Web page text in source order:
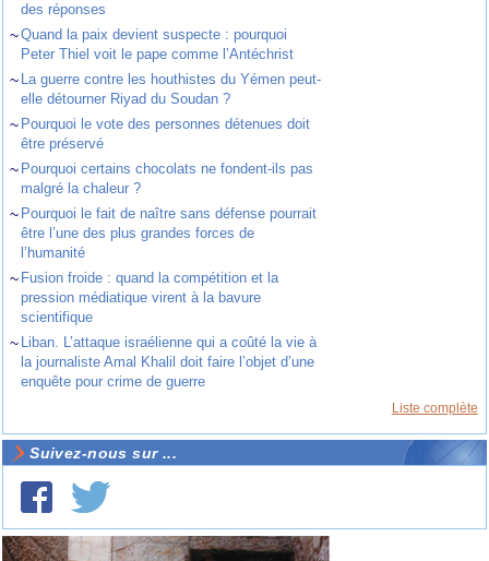
des réponses
~Quand la paix devient suspecte : pourquoi
Peter Thiel voit le pape comme l’Antéchrist
~ La guerre contre les houthistes du Yémen peut-
elle détourner Riyad du Soudan ?
~ Pourquoi le vote des personnes détenues doit
être préservé
~ Pourquoi certains chocolats ne fondent-ils pas
malgré la chaleur ?
~ Pourquoi le fait de naître sans défense pourrait
être l’une des plus grandes forces de
l’humanité
~ Fusion froide : quand la compétition et la
pression médiatique virent à la bavure
scientifique
~ Liban. L’attaque israélienne qui a coûté la vie à
la journaliste Amal Khalil doit faire l’objet d’une
enquête pour crime de guerre
Liste complète
Suivez-nous sur ...